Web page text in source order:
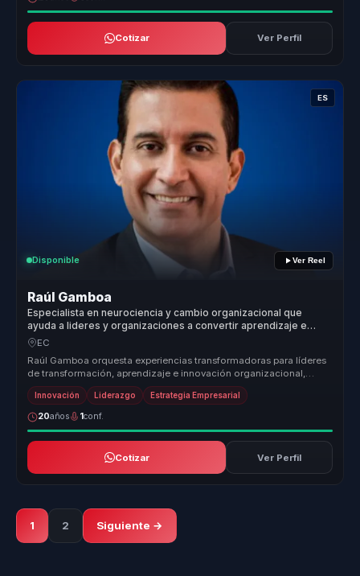
Cotizar Ver Perfil
ES
Disponible Ver Reel
Raúl Gamboa
Especialista en neurociencia y cambio organizacional que
ayuda a lideres y organizaciones a convertir aprendizaje e
innovacion en adaptacion y ejecucion.
EC
Raúl Gamboa orquesta experiencias transformadoras para líderes
de transformación, aprendizaje e innovación organizacional,
ayudándoles a ...
Innovación Liderazgo Estrategia Empresarial
20años 1conf.
Cotizar Ver Perfil
1 2 Siguiente →